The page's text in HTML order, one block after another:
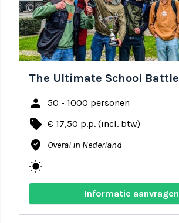
The Ultimate School Battle
person 50 - 1000 personen
local_offer € 17,50 p.p. (incl. btw)
where_to_vote Overal in Nederland
wb_sunny
Informatie aanvragen